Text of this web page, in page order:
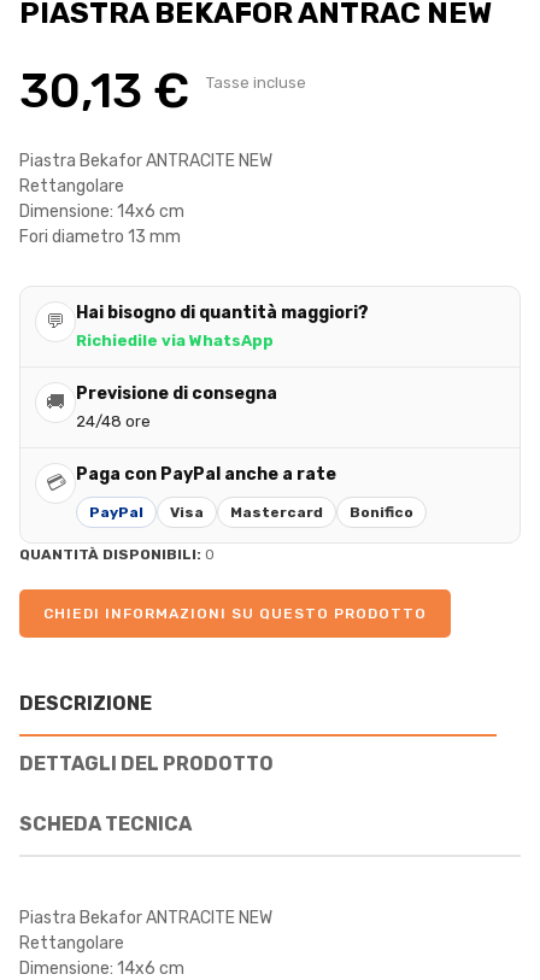
PIASTRA BEKAFOR ANTRAC NEW
30,13 € Tasse incluse
Piastra Bekafor ANTRACITE NEW
Rettangolare
Dimensione: 14x6 cm
Fori diametro 13 mm
💬 Hai bisogno di quantità maggiori?
Richiedile via WhatsApp
🚚 Previsione di consegna
24/48 ore
💳 Paga con PayPal anche a rate
PayPal Visa Mastercard Bonifico
QUANTITÀ DISPONIBILI: 0
CHIEDI INFORMAZIONI SU QUESTO PRODOTTO
DESCRIZIONE
DETTAGLI DEL PRODOTTO
SCHEDA TECNICA
Piastra Bekafor ANTRACITE NEW
Rettangolare
Dimensione: 14x6 cm